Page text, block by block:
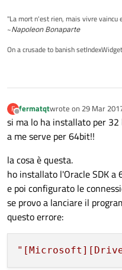
"La mort n'est rien, mais vivre
~Napoleon Bonaparte
On a crusade to banish
F
Offline
fermatqtwrote on 29 Mar
last edited by
si ma lo ha installato per 32
a me serve per 64bit!!
la cosa è questa.
ho installato l'Oracle SDK
e poi configurato le
se provo a lanciare il
questo errore: